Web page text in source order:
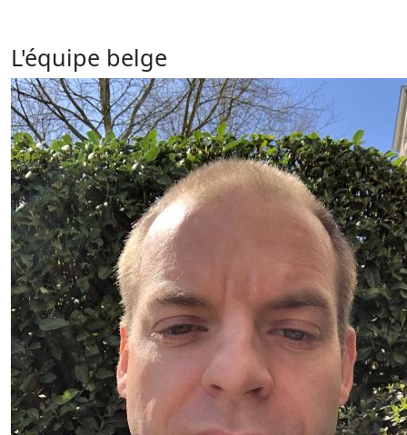
L'équipe belge